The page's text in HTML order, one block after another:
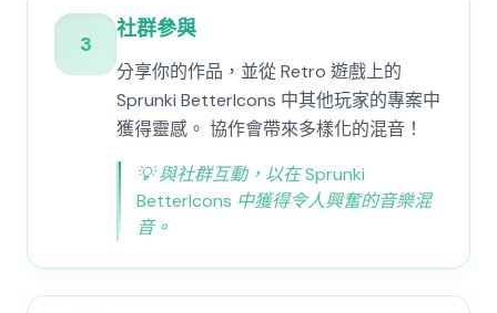
3
社群參與
分享你的作品，並從 Retro 遊戲上的
Sprunki BetterIcons 中其他玩家的專案中
獲得靈感。 協作會帶來多樣化的混音！
💡與社群互動，以在 Sprunki
BetterIcons 中獲得令人興奮的音樂混
音。